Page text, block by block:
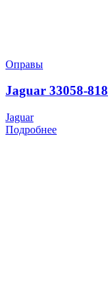
Оправы
Jaguar 33058-818
Jaguar
Подробнее